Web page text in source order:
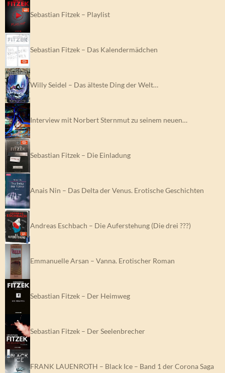
Sebastian Fitzek – Playlist
Sebastian Fitzek – Das Kalendermädchen
Willy Seidel – Das älteste Ding der Welt…
Interview mit Norbert Sternmut zu seinem neuen…
Sebastian Fitzek – Die Einladung
Anais Nin – Das Delta der Venus. Erotische Geschichten
Andreas Eschbach – Die Auferstehung (Die drei ???)
Emmanuelle Arsan – Vanna. Erotischer Roman
Sebastian Fitzek – Der Heimweg
Sebastian Fitzek – Der Seelenbrecher
FRANK LAUENROTH – Black Ice – Band 1 der Corona Saga